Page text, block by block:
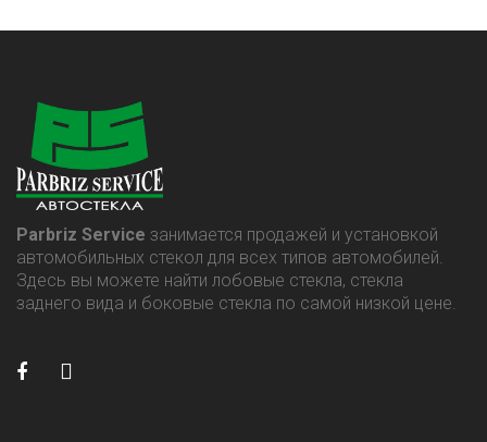
Parbriz Service занимается продажей и установкой
автомобильных стекол для всех типов автомобилей.
Здесь вы можете найти лобовые стекла, стекла
заднего вида и боковые стекла по самой низкой цене.